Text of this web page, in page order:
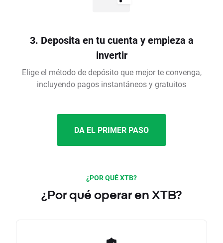
3. Deposita en tu cuenta y empieza a
invertir
Elige el método de depósito que mejor te convenga,
incluyendo pagos instantáneos y gratuitos
DA EL PRIMER PASO
¿POR QUÉ XTB?
¿Por qué operar en XTB?